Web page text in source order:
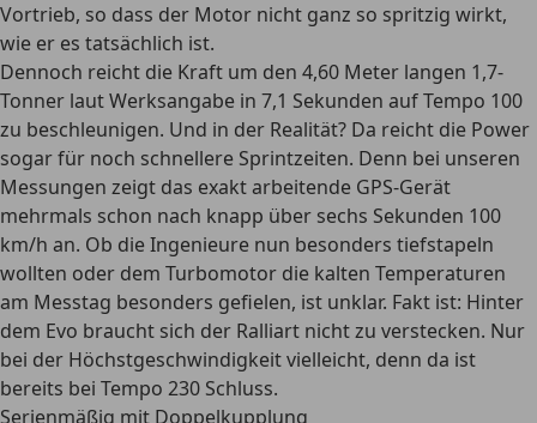
Vortrieb, so dass der Motor nicht ganz so spritzig wirkt,
wie er es tatsächlich ist.
Dennoch reicht die Kraft um den 4,60 Meter langen 1,7-
Tonner laut Werksangabe in 7,1 Sekunden auf Tempo 100
zu beschleunigen. Und in der Realität? Da reicht die Power
sogar für noch schnellere Sprintzeiten. Denn bei unseren
Messungen zeigt das exakt arbeitende GPS-Gerät
mehrmals schon nach knapp über sechs Sekunden 100
km/h an. Ob die Ingenieure nun besonders tiefstapeln
wollten oder dem Turbomotor die kalten Temperaturen
am Messtag besonders gefielen, ist unklar. Fakt ist: Hinter
dem Evo braucht sich der Ralliart nicht zu verstecken. Nur
bei der Höchstgeschwindigkeit vielleicht, denn da ist
bereits bei Tempo 230 Schluss.
Serienmäßig mit Doppelkupplung